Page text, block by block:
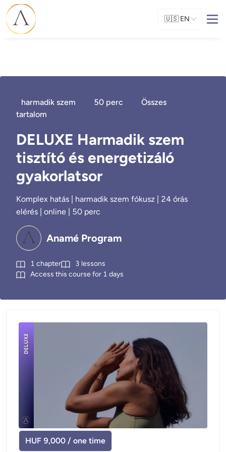
🇺🇸 EN
harmadik szem 50 perc
Összes
tartalom
DELUXE Harmadik szem
tisztító és energetizáló
gyakorlatsor
Komplex hatás | harmadik szem fókusz | 24 órás
elérés | online | 50 perc
Anamé Program
1 chapter 3 lessons
Access this course for 1 days
HUF 9,000 / one time